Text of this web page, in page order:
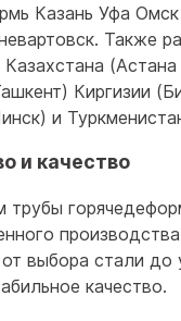
Казань Уфа
Также
Казахстана
Киргизии
и
и качество
трубы
выбора стали до
качество.